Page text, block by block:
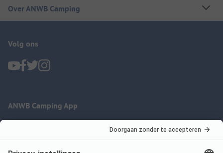
Over ANWB Camping
Volg ons
ANWB Camping App